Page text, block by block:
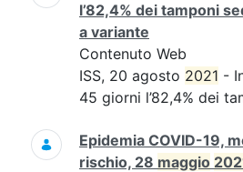
l’82,4% dei tamponi
a variante
Contenuto Web
ISS, 20 agosto 2021 -
45 giorni l’82,4% dei
Epidemia COVID-19,
rischio, 28 maggio